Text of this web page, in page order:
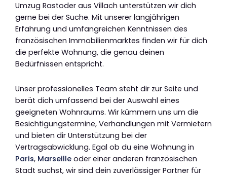
Umzug Rastoder aus Villach unterstützen wir dich
gerne bei der Suche. Mit unserer langjährigen
Erfahrung und umfangreichen Kenntnissen des
französischen Immobilienmarktes finden wir für dich
die perfekte Wohnung, die genau deinen
Bedürfnissen entspricht.
Unser professionelles Team steht dir zur Seite und
berät dich umfassend bei der Auswahl eines
geeigneten Wohnraums. Wir kümmern uns um die
Besichtigungstermine, Verhandlungen mit Vermietern
und bieten dir Unterstützung bei der
Vertragsabwicklung. Egal ob du eine Wohnung in
Paris, Marseille oder einer anderen französischen
Stadt suchst, wir sind dein zuverlässiger Partner für